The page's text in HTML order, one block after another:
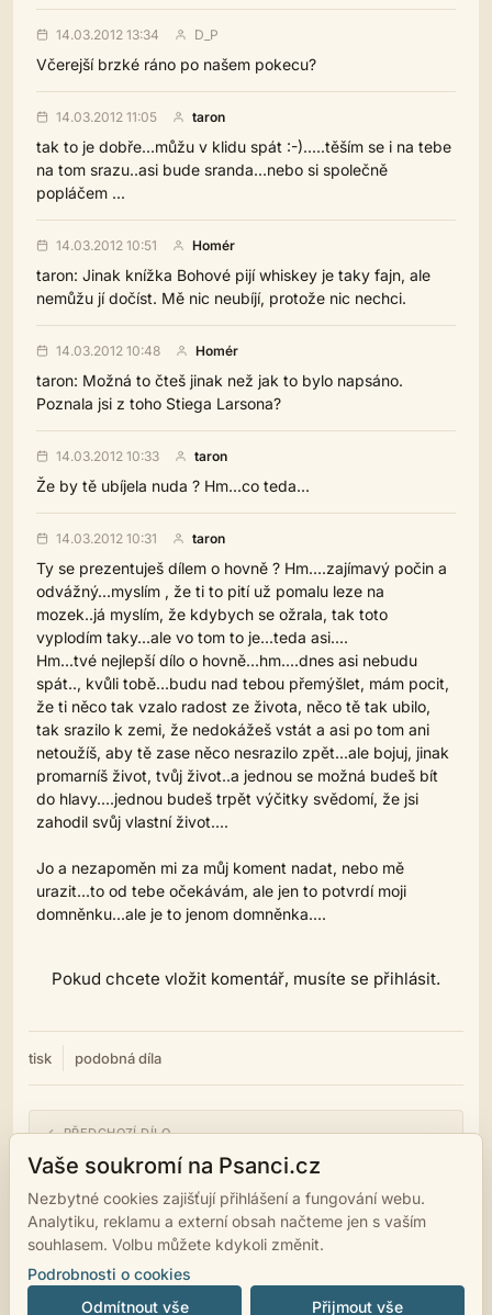
14.03.2012 13:34 D_P
Včerejší brzké ráno po našem pokecu?
14.03.2012 11:05 taron
tak to je dobře...můžu v klidu spát :-).....těším se i na tebe
na tom srazu..asi bude sranda...nebo si společně
popláčem ...
14.03.2012 10:51 Homér
taron: Jinak knížka Bohové pijí whiskey je taky fajn, ale
nemůžu jí dočíst. Mě nic neubíjí, protože nic nechci.
14.03.2012 10:48 Homér
taron: Možná to čteš jinak než jak to bylo napsáno.
Poznala jsi z toho Stiega Larsona?
14.03.2012 10:33 taron
Že by tě ubíjela nuda ? Hm...co teda...
14.03.2012 10:31 taron
Ty se prezentuješ dílem o hovně ? Hm....zajímavý počin a
odvážný...myslím , že ti to pití už pomalu leze na
mozek..já myslím, že kdybych se ožrala, tak toto
vyplodím taky...ale vo tom to je...teda asi....
Hm...tvé nejlepší dílo o hovně...hm....dnes asi nebudu
spát.., kvůli tobě...budu nad tebou přemýšlet, mám pocit,
že ti něco tak vzalo radost ze života, něco tě tak ubilo,
tak srazilo k zemi, že nedokážeš vstát a asi po tom ani
netoužíš, aby tě zase něco nesrazilo zpět...ale bojuj, jinak
promarníš život, tvůj život..a jednou se možná budeš bít
do hlavy....jednou budeš trpět výčitky svědomí, že jsi
zahodil svůj vlastní život....
Jo a nezapoměn mi za můj koment nadat, nebo mě
urazit...to od tebe očekávám, ale jen to potvrdí moji
domněnku...ale je to jenom domněnka....
Pokud chcete vložit komentář, musíte se přihlásit.
tisk podobná díla
← PŘEDCHOZÍ DÍLO
Páteční nerozhodnost
NÁSLEDUJÍCÍ DÍLO →
Vaše soukromí na Psanci.cz
Nezbytné cookies zajišťují přihlášení a fungování webu.
Analytiku, reklamu a externí obsah načteme jen s vaším
souhlasem. Volbu můžete kdykoli změnit.
Podrobnosti o cookies
Odmítnout vše
Přijmout vše